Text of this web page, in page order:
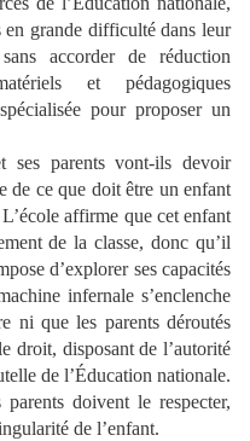
en grande difficulté dans leur
accorder de réduction
et pédagogiques
pour proposer un
ses parents vont-ils devoir
de ce que doit être un enfant
affirme que cet enfant
de la classe, donc qu’il
d’explorer ses capacités
infernale s’enclenche
ni que les parents déroutés
droit, disposant de l’autorité
de l’Éducation nationale.
parents doivent le respecter,
de l’enfant.